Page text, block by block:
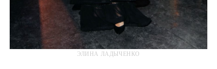
ЭЛИНА ЛАДЫЧЕНКО